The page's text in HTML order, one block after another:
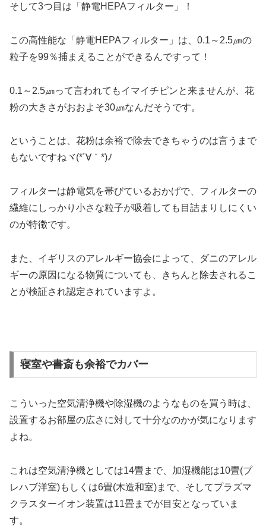
そして3つ目は「静電HEPAフィルター」！
この高性能な「静電HEPAフィルター」は、0.1～2.5㎛の
粒子を99％捕まえることができるんですって！
0.1～2.5㎛って言われてもイマイチピンと来ませんが、花
粉の大きさがおおよそ30㎛なんだそうです。
ということは、花粉は余裕で除去できちゃうのは言うまで
もないですねヾ(*´∀｀*)ﾉ
フィルターは静電気を帯びているおかげで、フィルターの
繊維にしっかり小さな粒子が吸着しても目詰まりしにくい
のが特徴です。
また、イギリスのアレルギー協会によって、ダニのアレル
ギーの原因になる物質についても、きちんと除去されるこ
とが検証され認定されていますよ。
寝室や書斎も余裕でカバー
こういった空気清浄機や除湿機のようなものを買う時は、
設置するお部屋の広さに対して十分なのかが気になります
よね。
これは空気清浄機としては14畳まで、加湿機能は10畳(プ
レハブ洋室)もしくは6畳(木造和室)まで、そしてプラズマ
クラスターイオン装置は11畳までが目安となっていま
す。